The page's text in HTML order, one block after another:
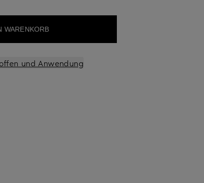
WARENKORB
und Anwendung